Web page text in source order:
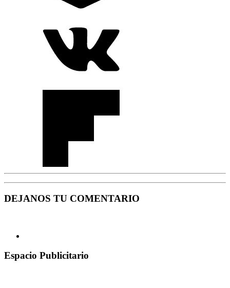
DEJANOS TU COMENTARIO
Espacio Publicitario